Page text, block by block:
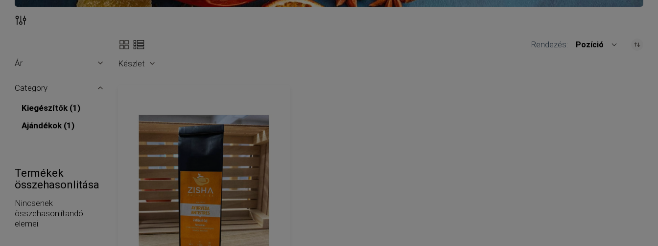
Készlet
Nézet Rendezés Pozíció
Szűrők
Ár
Category
Kiegészítők 1
tétel
Ajándékok 1
tétel
Termékek
összehasonlitása
Nincsenek
összehasonlítandó
elemei.